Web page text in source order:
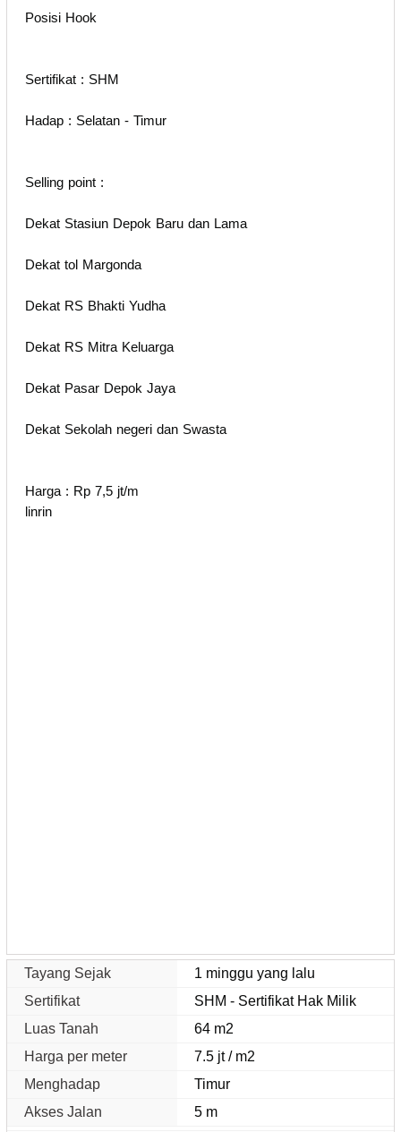
Posisi Hook
Sertifikat : SHM
Hadap : Selatan - Timur
Selling point :
Dekat Stasiun Depok Baru dan Lama
Dekat tol Margonda
Dekat RS Bhakti Yudha
Dekat RS Mitra Keluarga
Dekat Pasar Depok Jaya
Dekat Sekolah negeri dan Swasta
Harga : Rp 7,5 jt/m
linrin
Tayang Sejak
1 minggu yang lalu
Sertifikat
SHM - Sertifikat Hak Milik
Luas Tanah
64 m2
Harga per meter
7.5 jt / m2
Menghadap
Timur
Akses Jalan
5 m